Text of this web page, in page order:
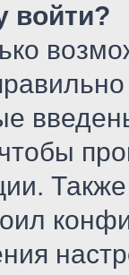
войти?